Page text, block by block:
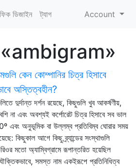
ডিজাইন ট্যাগ Account
«ambigram»
কেন কোম্পানির চিত্র হিসাবে
অস্তিত্বহীন?
দুর্দান্ত দর্শন রয়েছে, কিছুগুলি খুব আকর্ষণীয়,
না এবং অবশ্যই কর্পোরেট চিত্র হিসাবে সব ভাল
এবং অনুভূমিক বা উল্লম্ব প্রতিবিম্ব ঘোরার সময়
কিছুকাল আগে কিছু ব্র্যান্ডের সংস্থাগুলি
মতো অ্যাম্বিগ্রামে রূপান্তরিত হয়েছিল
সমস্ত নাম একইরূপে প্রতিনিধিত্ব